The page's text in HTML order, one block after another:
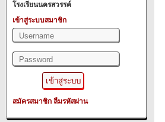
โรงเรียนนครสวรรค์
เข้าสู่ระบบสมาชิก
สมัครสมาชิก ลืมรหัสผ่าน